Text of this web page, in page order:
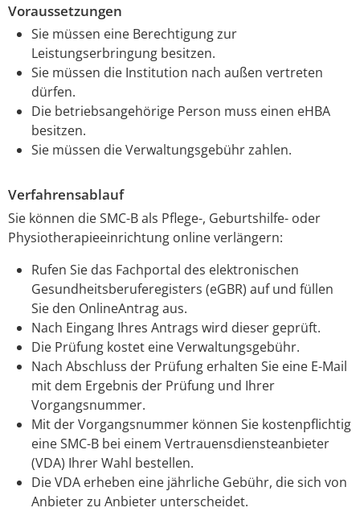
Voraussetzungen
Sie müssen eine Berechtigung zur
Leistungserbringung besitzen.
Sie müssen die Institution nach außen vertreten
dürfen.
Die betriebsangehörige Person muss einen eHBA
besitzen.
Sie müssen die Verwaltungsgebühr zahlen.
Verfahrensablauf
Sie können die SMC-B als Pflege-, Geburtshilfe- oder
Physiotherapieeinrichtung online verlängern:
Rufen Sie das Fachportal des elektronischen
Gesundheitsberuferegisters (eGBR) auf und füllen
Sie den OnlineAntrag aus.
Nach Eingang Ihres Antrags wird dieser geprüft.
Die Prüfung kostet eine Verwaltungsgebühr.
Nach Abschluss der Prüfung erhalten Sie eine E-Mail
mit dem Ergebnis der Prüfung und Ihrer
Vorgangsnummer.
Mit der Vorgangsnummer können Sie kostenpflichtig
eine SMC-B bei einem Vertrauensdiensteanbieter
(VDA) Ihrer Wahl bestellen.
Die VDA erheben eine jährliche Gebühr, die sich von
Anbieter zu Anbieter unterscheidet.